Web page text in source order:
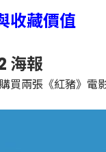
收藏價值
海報
買兩張《紅豬》電